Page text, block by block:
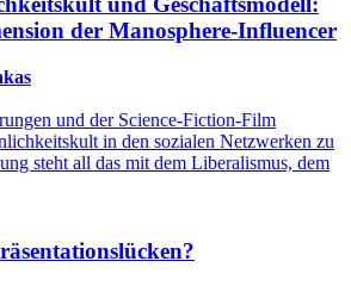
der Manosphere-Influencer
und der Science-Fiction-Film
in den sozialen Netzwerken zu
steht all das mit dem Liberalismus, dem